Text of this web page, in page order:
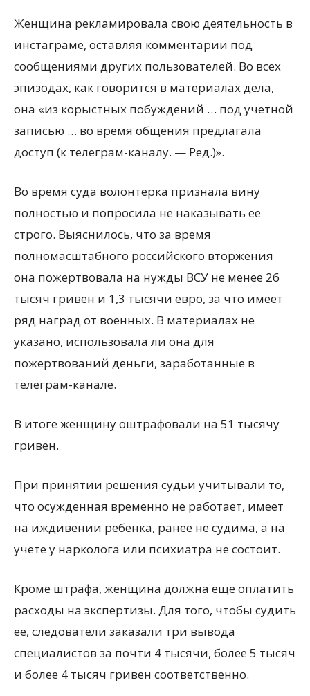
Женщина рекламировала свою деятельность в
инстаграме, оставляя комментарии под
сообщениями других пользователей. Во всех
эпизодах, как говорится в материалах дела,
она «из корыстных побуждений … под учетной
записью … во время общения предлагала
доступ (к телеграм-каналу. — Ред.)».
Во время суда волонтерка признала вину
полностью и попросила не наказывать ее
строго. Выяснилось, что за время
полномасштабного российского вторжения
она пожертвовала на нужды ВСУ не менее 26
тысяч гривен и 1,3 тысячи евро, за что имеет
ряд наград от военных. В материалах не
указано, использовала ли она для
пожертвований деньги, заработанные в
телеграм-канале.
В итоге женщину оштрафовали на 51 тысячу
гривен.
При принятии решения судьи учитывали то,
что осужденная временно не работает, имеет
на иждивении ребенка, ранее не судима, а на
учете у нарколога или психиатра не состоит.
Кроме штрафа, женщина должна еще оплатить
расходы на экспертизы. Для того, чтобы судить
ее, следователи заказали три вывода
специалистов за почти 4 тысячи, более 5 тысяч
и более 4 тысяч гривен соответственно.